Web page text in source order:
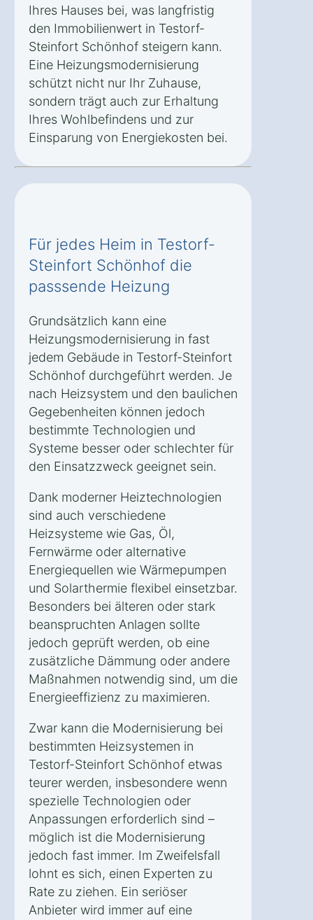
Ihres Hauses bei, was langfristig
den Immobilienwert in Testorf-
Steinfort Schönhof steigern kann.
Eine Heizungsmodernisierung
schützt nicht nur Ihr Zuhause,
sondern trägt auch zur Erhaltung
Ihres Wohlbefindens und zur
Einsparung von Energiekosten bei.
Für jedes Heim in Testorf-
Steinfort Schönhof die
passsende Heizung
Grundsätzlich kann eine
Heizungsmodernisierung in fast
jedem Gebäude in Testorf-Steinfort
Schönhof durchgeführt werden. Je
nach Heizsystem und den baulichen
Gegebenheiten können jedoch
bestimmte Technologien und
Systeme besser oder schlechter für
den Einsatzzweck geeignet sein.
Dank moderner Heiztechnologien
sind auch verschiedene
Heizsysteme wie Gas, Öl,
Fernwärme oder alternative
Energiequellen wie Wärmepumpen
und Solarthermie flexibel einsetzbar.
Besonders bei älteren oder stark
beanspruchten Anlagen sollte
jedoch geprüft werden, ob eine
zusätzliche Dämmung oder andere
Maßnahmen notwendig sind, um die
Energieeffizienz zu maximieren.
Zwar kann die Modernisierung bei
bestimmten Heizsystemen in
Testorf-Steinfort Schönhof etwas
teurer werden, insbesondere wenn
spezielle Technologien oder
Anpassungen erforderlich sind –
möglich ist die Modernisierung
jedoch fast immer. Im Zweifelsfall
lohnt es sich, einen Experten zu
Rate zu ziehen. Ein seriöser
Anbieter wird immer auf eine